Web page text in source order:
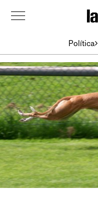
Política